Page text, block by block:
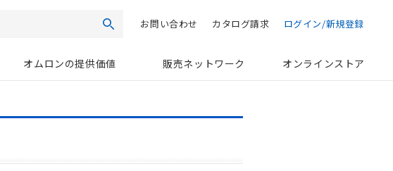
検索お問い合わせ カタログ請求 ログイン/新規登録
オムロンの提供価値 販売ネットワーク オンラインストア